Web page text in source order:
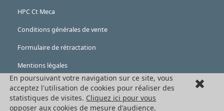
HPC Ct Meca
Conditions générales de vente
Formulaire de rétractation
Mentions légales
Cookies
LES PRODUITS
En poursuivant votre navigation sur ce site, vous
acceptez l'utilisation de cookies pour réaliser des
statistiques de visites. Cliquez ici pour vous
opposer aux cookies de mesure d'audience.